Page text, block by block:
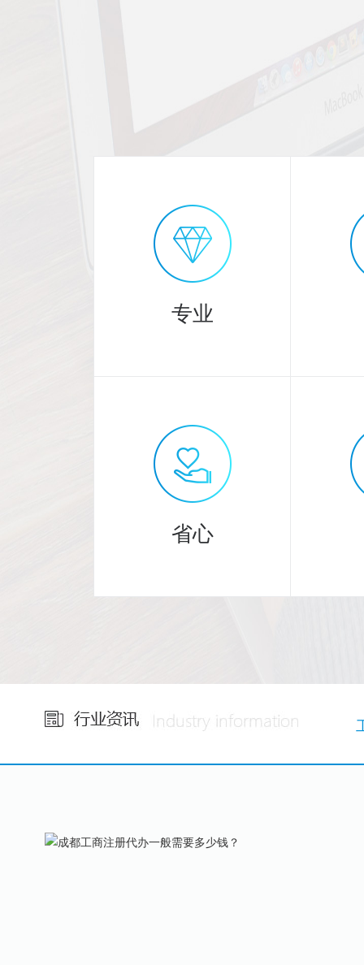
专业
专业
3000余人精英团队
提供专业服务！
20
省心
省心
24小时免费咨询
集团